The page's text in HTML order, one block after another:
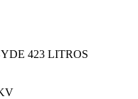
423 LITROS